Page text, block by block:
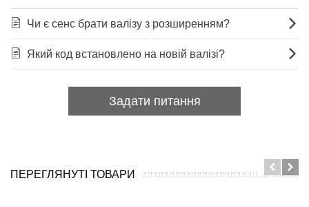
Чи є сенс брати валізу з розширенням?
Який код встановлено на новій валізі?
Задати питання
ПЕРЕГЛЯНУТІ ТОВАРИ